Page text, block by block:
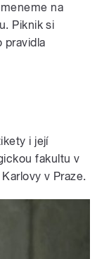
na
Piknik si
pravidla
i její
fakultu v
v Praze.